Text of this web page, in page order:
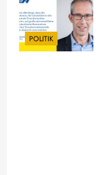
POLITIK